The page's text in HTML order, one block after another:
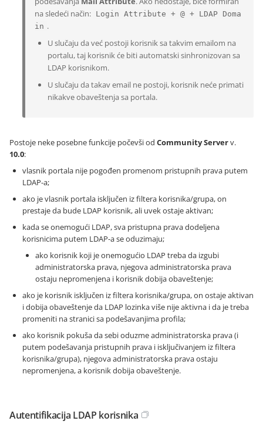
na sledeći način: Login Attribute + @ + LDAP Doma
in .
U slučaju da već postoji korisnik sa takvim emailom na
portalu, taj korisnik će biti automatski sinhronizovan sa
LDAP korisnikom.
U slučaju da takav email ne postoji, korisnik neće primati
nikakve obaveštenja sa portala.
Postoje neke posebne funkcije počevši od Community Serverv.
10.0:
vlasnik portala nije pogođen promenom pristupnih prava putem
LDAP-a;
ako je vlasnik portala isključen iz filtera korisnika/grupa, on
prestaje da bude LDAP korisnik, ali uvek ostaje aktivan;
kada se onemogući LDAP, sva pristupna prava dodeljena
korisnicima putem LDAP-a se oduzimaju;
ako korisnik koji je onemogućio LDAP treba da izgubi
administratorska prava, njegova administratorska prava
ostaju nepromenjena i korisnik dobija obaveštenje;
ako je korisnik isključen iz filtera korisnika/grupa, on ostaje aktivan
i dobija obaveštenje da LDAP lozinka više nije aktivna i da je treba
promeniti na stranici sa podešavanjima profila;
ako korisnik pokuša da sebi oduzme administratorska prava (i
putem podešavanja pristupnih prava i isključivanjem iz filtera
korisnika/grupa), njegova administratorska prava ostaju
nepromenjena, a korisnik dobija obaveštenje.
Autentifikacija LDAP korisnika